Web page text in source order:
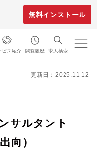
無料インストール
ビス紹介 閲覧履歴 求人検索
更新日：2025.11.12
サルタント
向）